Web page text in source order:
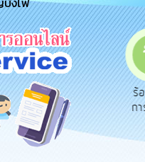
ร้องเรียน
ร้องทุกข์
ร้
ก